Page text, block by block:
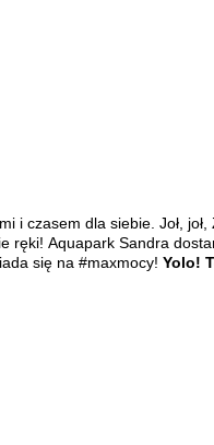
i czasem dla siebie. Joł,
ręki! Aquapark Sandra
się na #maxmocy! Yolo!